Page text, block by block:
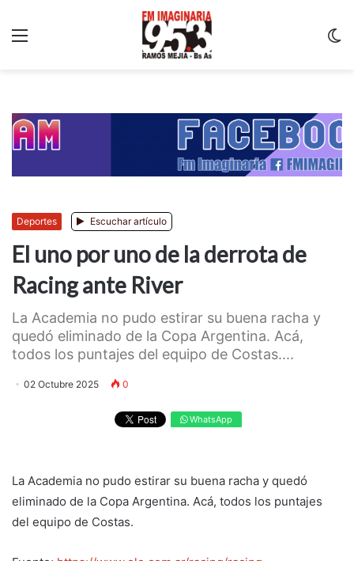
Deportes Escuchar artículo
El uno por uno de la derrota de
Racing ante River
La Academia no pudo estirar su buena racha y
quedó eliminado de la Copa Argentina. Acá,
todos los puntajes del equipo de Costas....
02 Octubre 2025 0
WhatsApp
La Academia no pudo estirar su buena racha y quedó
eliminado de la Copa Argentina. Acá, todos los puntajes
del equipo de Costas.